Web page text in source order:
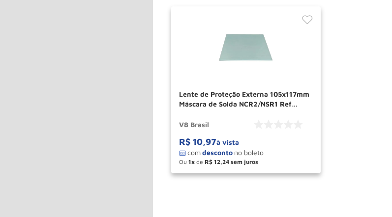
Lente de Proteção Externa 105x117mm
Máscara de Solda NCR2/NSR1 Ref
V8 Brasil
R$ 10,97à vista
Ou 1 de R$ 12, 24
＋
－ COMPRAR